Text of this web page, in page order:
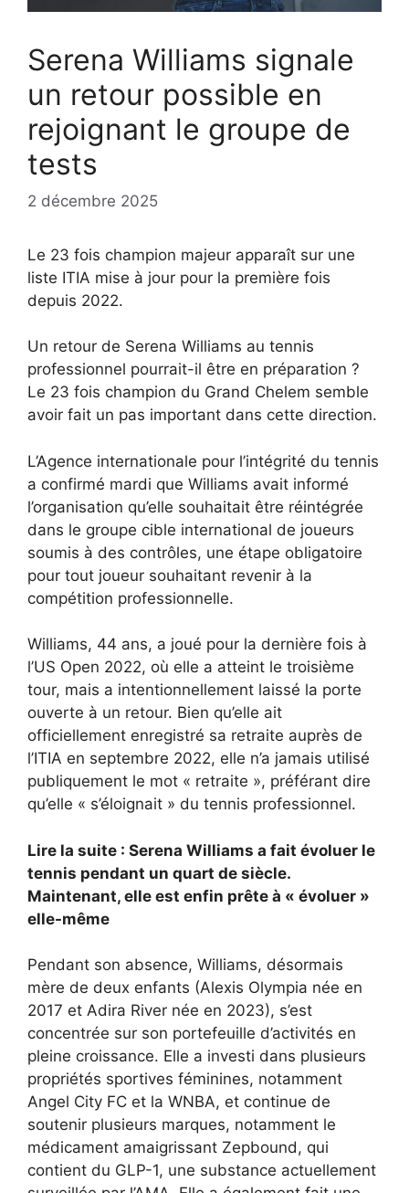
Serena Williams signale
un retour possible en
rejoignant le groupe de
tests
2 décembre 2025
Le 23 fois champion majeur apparaît sur une
liste ITIA mise à jour pour la première fois
depuis 2022.
Un retour de Serena Williams au tennis
professionnel pourrait-il être en préparation ?
Le 23 fois champion du Grand Chelem semble
avoir fait un pas important dans cette direction.
L’Agence internationale pour l’intégrité du tennis
a confirmé mardi que Williams avait informé
l’organisation qu’elle souhaitait être réintégrée
dans le groupe cible international de joueurs
soumis à des contrôles, une étape obligatoire
pour tout joueur souhaitant revenir à la
compétition professionnelle.
Williams, 44 ans, a joué pour la dernière fois à
l’US Open 2022, où elle a atteint le troisième
tour, mais a intentionnellement laissé la porte
ouverte à un retour. Bien qu’elle ait
officiellement enregistré sa retraite auprès de
l’ITIA en septembre 2022, elle n’a jamais utilisé
publiquement le mot « retraite », préférant dire
qu’elle « s’éloignait » du tennis professionnel.
Lire la suite : Serena Williams a fait évoluer le
tennis pendant un quart de siècle.
Maintenant, elle est enfin prête à « évoluer »
elle-même
Pendant son absence, Williams, désormais
mère de deux enfants (Alexis Olympia née en
2017 et Adira River née en 2023), s’est
concentrée sur son portefeuille d’activités en
pleine croissance. Elle a investi dans plusieurs
propriétés sportives féminines, notamment
Angel City FC et la WNBA, et continue de
soutenir plusieurs marques, notamment le
médicament amaigrissant Zepbound, qui
contient du GLP-1, une substance actuellement